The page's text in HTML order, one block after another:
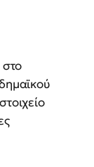
στο